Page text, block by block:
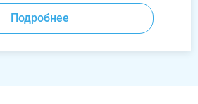
Подробнее